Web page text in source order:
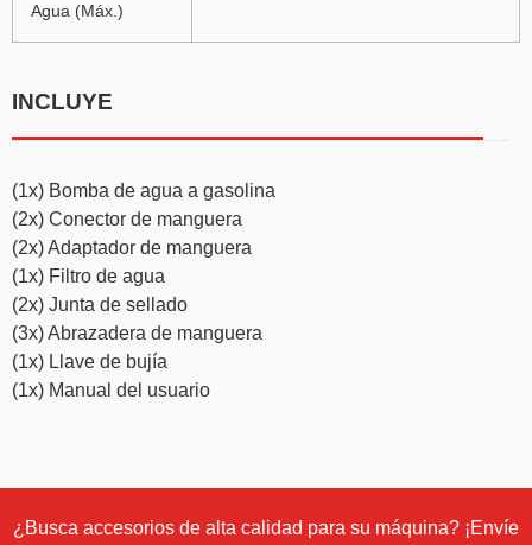
Agua (Máx.)
INCLUYE
(1x) Bomba de agua a gasolina
(2x) Conector de manguera
(2x) Adaptador de manguera
(1x) Filtro de agua
(2x) Junta de sellado
(3x) Abrazadera de manguera
(1x) Llave de bujía
(1x) Manual del usuario
¿Busca accesorios de alta calidad para su máquina? ¡Envíe